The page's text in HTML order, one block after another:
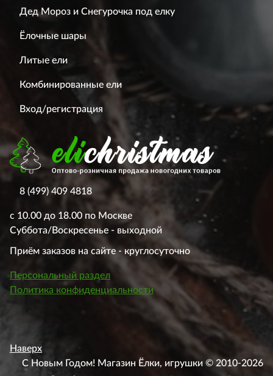
Дед Мороз и Снегурочка под елку
Ёлочные шары
Литые ели
Комбинированные ели
Вход/регистрация
8 (499) 409 4818
с 10.00 до 18.00 по Москве
Суббота/Воскресенье - выходной
Приём заказов на сайте - круглосуточно
Персональный раздел
Политика конфиденциальности
Наверх
С Новым Годом! Магазин Ёлки, игрушки © 2010-2026